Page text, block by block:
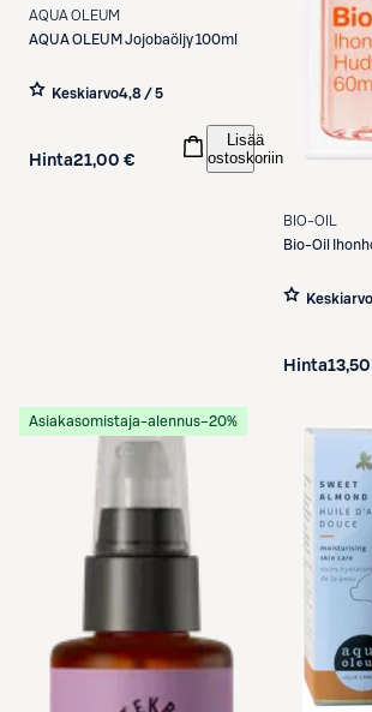
AQUA OLEUM
AQUA OLEUM Jojobaöljy 100ml
Keskiarvo4,8 / 5
Hinta21,00 €
Lisää
ostoskoriin
BIO-OIL
Bio-Oil
Keskiarvo
Hinta
Asiakasomistaja-alennus−20%